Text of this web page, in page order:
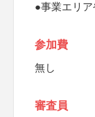
●事業エリ
参加費
無し
審査員